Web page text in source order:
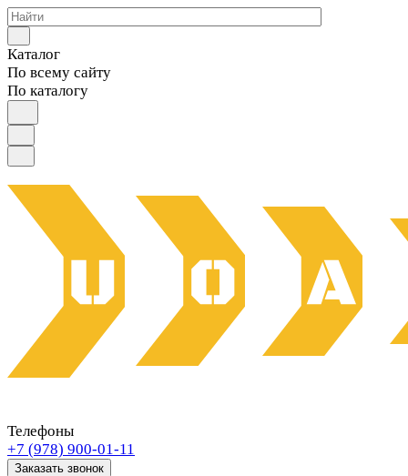
Каталог
По всему сайту
По каталогу
Телефоны
+7 (978) 900-01-11
Заказать звонок